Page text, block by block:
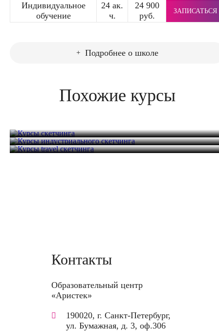
Индивидуальное
обучение
24 ак.
ч.
24 900
руб.
ЗАПИСАТЬСЯ
Подробнее о школе
Похожие курсы
24 часа 9 900 руб.
Курсы индустриального скетчинга
Курсы travel скетчинга
Контакты
Образовательный центр
«Аристек»
190020, г. Санкт-Петербург,
ул. Бумажная, д. 3, оф.306